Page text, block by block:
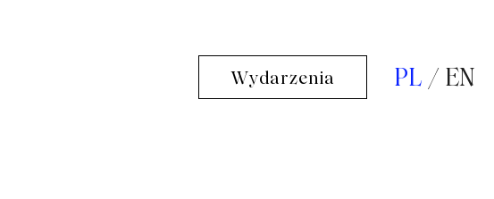
Wydarzenia PL EN